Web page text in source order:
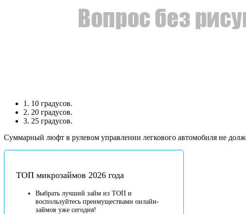
1. 10 градусов.
2. 20 градусов.
3. 25 градусов.
Суммарный люфт в рулевом управлении легкового автомобиля не
ТОП микрозаймов 2026 года
Выбрать лучший займ из ТОП и
воспользуйтесь преимуществами онлайн-
займов уже сегодня!